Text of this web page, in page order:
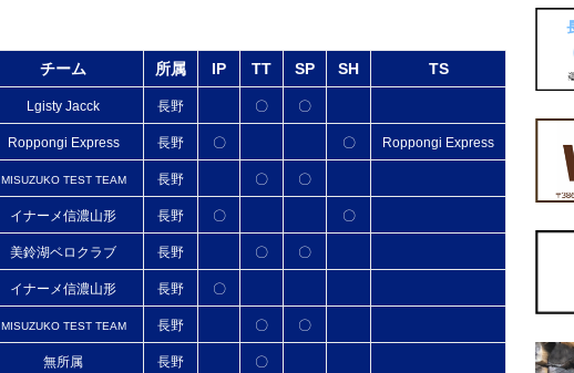
チーム 所属 IP TT SP SH TS
Lgisty Jacck 長野 〇 〇
Roppongi Express 長野 〇 〇 Roppongi Express
MISUZUKO TEST TEAM 長野 〇 〇
イナーメ信濃山形 長野 〇 〇
美鈴湖ベロクラブ 長野 〇 〇
イナーメ信濃山形 長野 〇
MISUZUKO TEST TEAM 長野 〇 〇
無所属 長野 〇